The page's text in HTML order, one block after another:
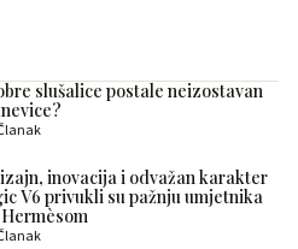
slušalice postale neizostavan
inovacija i odvažan karakter
V6 privukli su pažnju umjetnika